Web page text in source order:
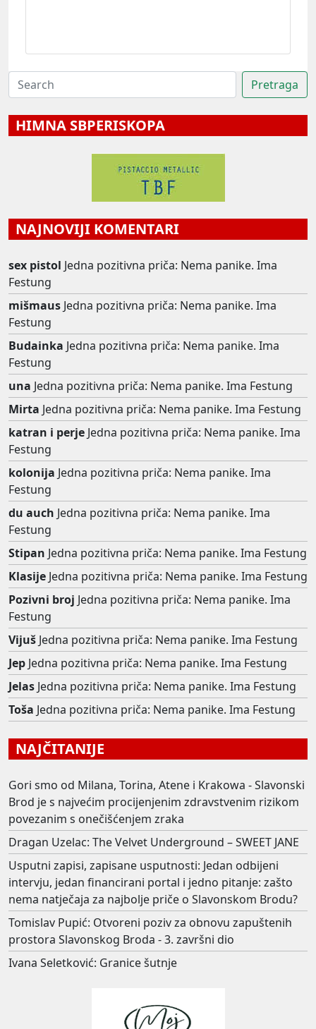
HIMNA SBPERISKOPA
NAJNOVIJI KOMENTARI
sex pistol Jedna pozitivna priča: Nema panike. Ima
Festung
mišmaus Jedna pozitivna priča: Nema panike. Ima
Festung
Budainka Jedna pozitivna priča: Nema panike. Ima
Festung
una Jedna pozitivna priča: Nema panike. Ima Festung
Mirta Jedna pozitivna priča: Nema panike. Ima Festung
katran i perje Jedna pozitivna priča: Nema panike. Ima
Festung
kolonija Jedna pozitivna priča: Nema panike. Ima
Festung
du auch Jedna pozitivna priča: Nema panike. Ima
Festung
Stipan Jedna pozitivna priča: Nema panike. Ima Festung
Klasije Jedna pozitivna priča: Nema panike. Ima Festung
Pozivni broj Jedna pozitivna priča: Nema panike. Ima
Festung
Vijuš Jedna pozitivna priča: Nema panike. Ima Festung
Jep Jedna pozitivna priča: Nema panike. Ima Festung
Jelas Jedna pozitivna priča: Nema panike. Ima Festung
Toša Jedna pozitivna priča: Nema panike. Ima Festung
NAJČITANIJE
Gori smo od Milana, Torina, Atene i Krakowa - Slavonski
Brod je s najvećim procijenjenim zdravstvenim rizikom
povezanim s onečišćenjem zraka
Dragan Uzelac: The Velvet Underground – SWEET JANE
Usputni zapisi, zapisane usputnosti: Jedan odbijeni
intervju, jedan financirani portal i jedno pitanje: zašto
nema natječaja za najbolje priče o Slavonskom Brodu?
Tomislav Pupić: Otvoreni poziv za obnovu zapuštenih
prostora Slavonskog Broda - 3. završni dio
Ivana Seletković: Granice šutnje